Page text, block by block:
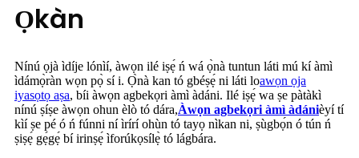
Ọkàn
Nínú ọjà ìdíje lónìí, àwọn ilé iṣẹ́ ń wá ọ̀nà tuntun láti mú kí àmì
ìdámọ̀ràn wọn pọ̀ sí i. Ọ̀nà kan tó gbéṣẹ́ ni láti loawọn ọja
iyasọtọ aṣa, bíi àwọn agbekọri àmì àdáni. Ilé iṣẹ́ wa ṣe pàtàkì
nínú ṣíṣe àwọn ohun èlò tó dára,Àwọn agbekọri àmì àdánièyí tí
kìí ṣe pé ó ń fúnni ní ìrírí ohùn tó tayọ nìkan ni, ṣùgbọ́n ó tún ń
ṣiṣẹ́ gẹ́gẹ́ bí irinṣẹ́ ìforúkọsílẹ̀ tó lágbára.